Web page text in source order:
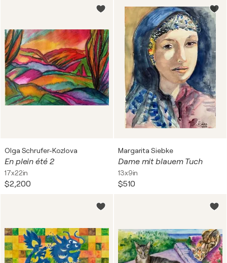
Olga Schrufer-Kozlova
En plein été 2
17x22in
$2,200
Margarita Siebke
Dame mit blauem Tuch
13x9in
$510